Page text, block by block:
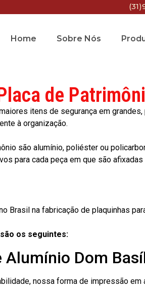
Home Sobre Nós
de
itens de segurança em
à organização.
são alumínio, poliéster ou
para cada peça em que são
Brasil na fabricação de plaquinhas
os seguintes:
Dom
nossa forma de impressão